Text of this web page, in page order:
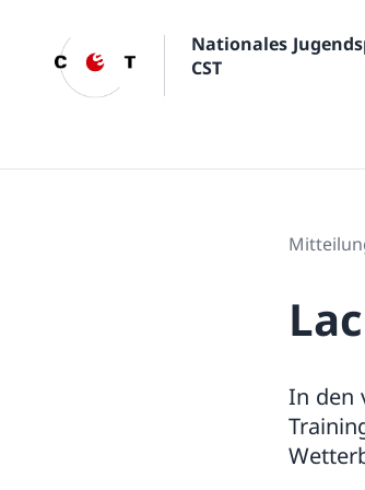
Nationales
CST
In den